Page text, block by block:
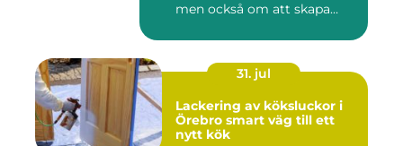
men också om att skapa
31. jul
Lackering av köksluckor i
Örebro smart väg till ett
nytt kök